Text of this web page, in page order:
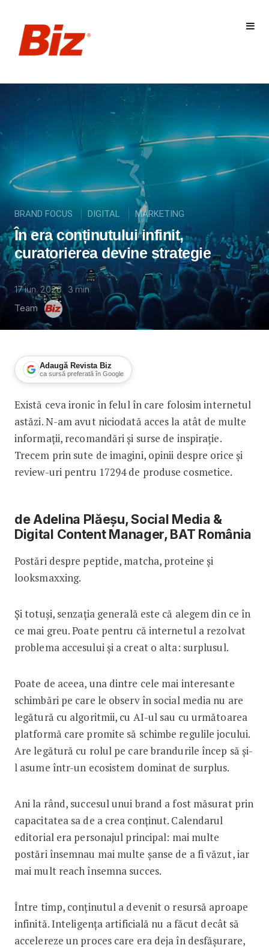
BRAND FOCUS DIGITAL MARKETING
În era conținutului infinit,
curatorierea devine strategie
17 iun. 2026 3 min
Team
Adaugă Revista Biz
ca sursă preferată în Google
În era conținutului infinit,
Există ceva ironic în felul în care folosim internetul
astăzi. N-am avut niciodată acces la atât de multe
informații, recomandări și surse de inspirație.
Trecem prin sute de imagini, opinii despre orice și
review-uri pentru 17294 de produse cosmetice.
de Adelina Plăeșu, Social Media &
Digital Content Manager, BAT România
Postări despre peptide, matcha, proteine și
looksmaxxing.
Și totuși, senzația generală este că alegem din ce în
ce mai greu. Poate pentru că internetul a rezolvat
problema accesului și a creat o alta: surplusul.
Poate de aceea, una dintre cele mai interesante
schimbări pe care le observ în social media nu are
legătură cu algoritmii, cu AI-ul sau cu următoarea
platformă care promite să schimbe regulile jocului.
Are legătură cu rolul pe care brandurile încep să și-
l asume într-un ecosistem dominat de surplus.
Ani la rând, succesul unui brand a fost măsurat prin
capacitatea sa de a crea conținut. Calendarul
editorial era personajul principal: mai multe
postări însemnau mai multe șanse de a fi văzut, iar
mai mult reach însemna succes.
Între timp, conținutul a devenit o resursă aproape
infinită. Inteligența artificială nu a făcut decât să
accelereze un proces care era deja în desfășurare,